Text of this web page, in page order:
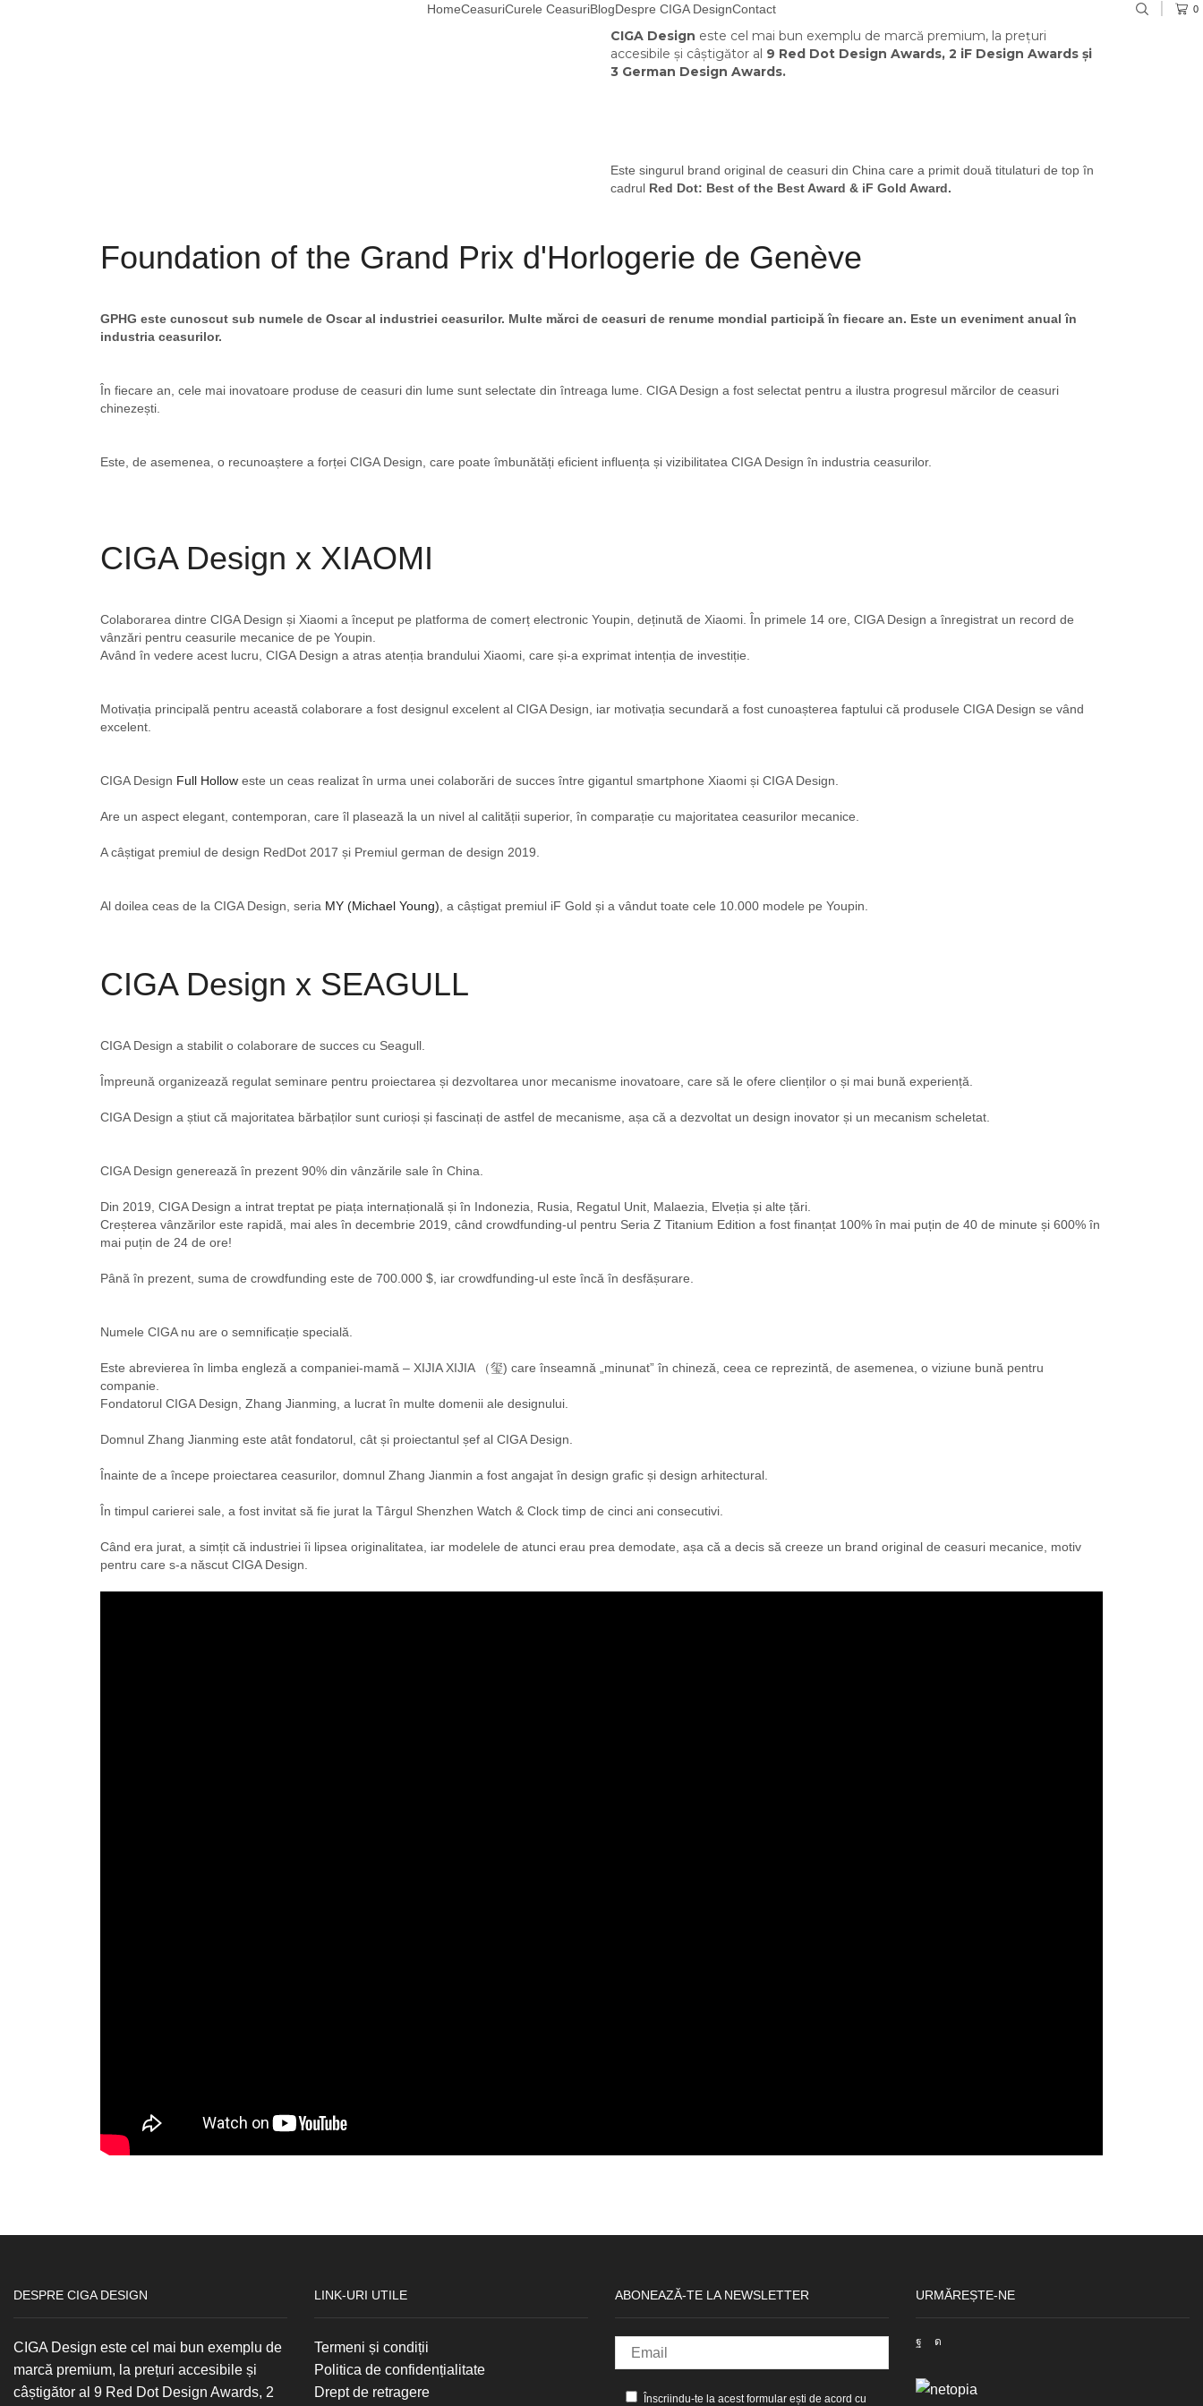
HomeCeasuriCurele CeasuriBlogDespre CIGA DesignContact 0
CIGA Design este cel mai bun exemplu de marcă premium, la prețuri
accesibile și câștigător al 9 Red Dot Design Awards, 2 iF Design Awards și
3 German Design Awards.
Este singurul brand original de ceasuri din China care a primit două titulaturi de top în
cadrul Red Dot: Best of the Best Award & iF Gold Award.
Foundation of the Grand Prix d'Horlogerie de Genève
GPHG este cunoscut sub numele de Oscar al industriei ceasurilor. Multe mărci de ceasuri de renume mondial participă în fiecare an. Este un eveniment anual în
industria ceasurilor.
În fiecare an, cele mai inovatoare produse de ceasuri din lume sunt selectate din întreaga lume. CIGA Design a fost selectat pentru a ilustra progresul mărcilor de ceasuri
chinezești.
Este, de asemenea, o recunoaștere a forței CIGA Design, care poate îmbunătăți eficient influența și vizibilitatea CIGA Design în industria ceasurilor.
CIGA Design x XIAOMI
Colaborarea dintre CIGA Design și Xiaomi a început pe platforma de comerț electronic Youpin, deținută de Xiaomi. În primele 14 ore, CIGA Design a înregistrat un record de
vânzări pentru ceasurile mecanice de pe Youpin.
Având în vedere acest lucru, CIGA Design a atras atenția brandului Xiaomi, care și-a exprimat intenția de investiție.
Motivația principală pentru această colaborare a fost designul excelent al CIGA Design, iar motivația secundară a fost cunoașterea faptului că produsele CIGA Design se vând
excelent.
CIGA Design Full Hollow este un ceas realizat în urma unei colaborări de succes între gigantul smartphone Xiaomi și CIGA Design.
Are un aspect elegant, contemporan, care îl plasează la un nivel al calității superior, în comparație cu majoritatea ceasurilor mecanice.
A câștigat premiul de design RedDot 2017 și Premiul german de design 2019.
Al doilea ceas de la CIGA Design, seria MY (Michael Young) , a câștigat premiul iF Gold și a vândut toate cele 10.000 modele pe Youpin.
CIGA Design x SEAGULL
CIGA Design a stabilit o colaborare de succes cu Seagull.
Împreună organizează regulat seminare pentru proiectarea și dezvoltarea unor mecanisme inovatoare, care să le ofere clienților o și mai bună experiență.
CIGA Design a știut că majoritatea bărbaților sunt curioși și fascinați de astfel de mecanisme, așa că a dezvoltat un design inovator și un mecanism scheletat.
CIGA Design generează în prezent 90% din vânzările sale în China.
Din 2019, CIGA Design a intrat treptat pe piața internațională și în Indonezia, Rusia, Regatul Unit, Malaezia, Elveția și alte țări.
Creșterea vânzărilor este rapidă, mai ales în decembrie 2019, când crowdfunding-ul pentru Seria Z Titanium Edition a fost finanțat 100% în mai puțin de 40 de minute și 600% în
mai puțin de 24 de ore!
Până în prezent, suma de crowdfunding este de 700.000 $, iar crowdfunding-ul este încă în desfășurare.
Numele CIGA nu are o semnificație specială.
Este abrevierea în limba engleză a companiei-mamă – XIJIA XIJIA （玺) care înseamnă „minunat” în chineză, ceea ce reprezintă, de asemenea, o viziune bună pentru
companie.
Fondatorul CIGA Design, Zhang Jianming, a lucrat în multe domenii ale designului.
Domnul Zhang Jianming este atât fondatorul, cât și proiectantul șef al CIGA Design.
Înainte de a începe proiectarea ceasurilor, domnul Zhang Jianmin a fost angajat în design grafic și design arhitectural.
În timpul carierei sale, a fost invitat să fie jurat la Târgul Shenzhen Watch & Clock timp de cinci ani consecutivi.
Când era jurat, a simțit că industriei îi lipsea originalitatea, iar modelele de atunci erau prea demodate, așa că a decis să creeze un brand original de ceasuri mecanice, motiv
pentru care s-a născut CIGA Design.
DESPRE CIGA DESIGN
CIGA Design este cel mai bun exemplu de
marcă premium, la prețuri accesibile și
câștigător al 9 Red Dot Design Awards, 2
LINK-URI UTILE
Termeni și condiții
Politica de confidențialitate
Drept de retragere
ABONEAZĂ-TE LA NEWSLETTER
Înscriindu-te la acest formular ești de acord cu
URMĂREȘTE-NE